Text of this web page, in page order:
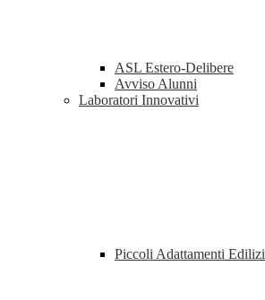
ASL Estero-Delibere
Avviso Alunni
Laboratori Innovativi
Piccoli Adattamenti Edilizi